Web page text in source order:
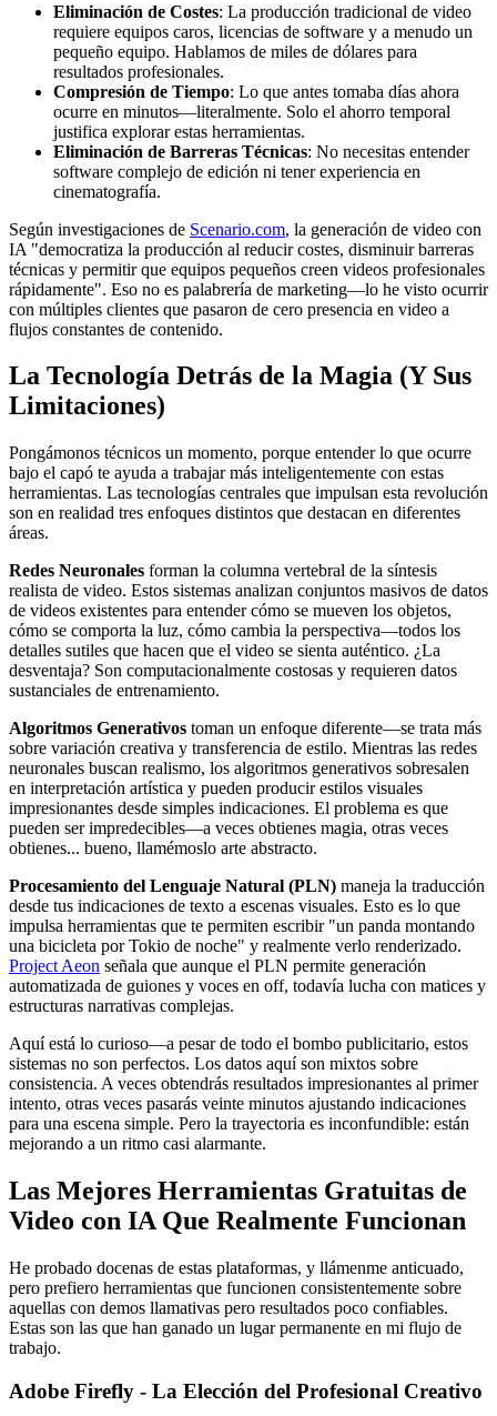
Eliminación de Costes: La producción tradicional de video
requiere equipos caros, licencias de software y a menudo un
pequeño equipo. Hablamos de miles de dólares para
resultados profesionales.
Compresión de Tiempo: Lo que antes tomaba días ahora
ocurre en minutos—literalmente. Solo el ahorro temporal
justifica explorar estas herramientas.
Eliminación de Barreras Técnicas: No necesitas entender
software complejo de edición ni tener experiencia en
cinematografía.
Según investigaciones de Scenario.com, la generación de video con
IA "democratiza la producción al reducir costes, disminuir barreras
técnicas y permitir que equipos pequeños creen videos profesionales
rápidamente". Eso no es palabrería de marketing—lo he visto ocurrir
con múltiples clientes que pasaron de cero presencia en video a
flujos constantes de contenido.
La Tecnología Detrás de la Magia (Y Sus
Limitaciones)
Pongámonos técnicos un momento, porque entender lo que ocurre
bajo el capó te ayuda a trabajar más inteligentemente con estas
herramientas. Las tecnologías centrales que impulsan esta revolución
son en realidad tres enfoques distintos que destacan en diferentes
áreas.
Redes Neuronales forman la columna vertebral de la síntesis
realista de video. Estos sistemas analizan conjuntos masivos de datos
de videos existentes para entender cómo se mueven los objetos,
cómo se comporta la luz, cómo cambia la perspectiva—todos los
detalles sutiles que hacen que el video se sienta auténtico. ¿La
desventaja? Son computacionalmente costosas y requieren datos
sustanciales de entrenamiento.
Algoritmos Generativos toman un enfoque diferente—se trata más
sobre variación creativa y transferencia de estilo. Mientras las redes
neuronales buscan realismo, los algoritmos generativos sobresalen
en interpretación artística y pueden producir estilos visuales
impresionantes desde simples indicaciones. El problema es que
pueden ser impredecibles—a veces obtienes magia, otras veces
obtienes... bueno, llamémoslo arte abstracto.
Procesamiento del Lenguaje Natural (PLN) maneja la traducción
desde tus indicaciones de texto a escenas visuales. Esto es lo que
impulsa herramientas que te permiten escribir "un panda montando
una bicicleta por Tokio de noche" y realmente verlo renderizado.
Project Aeon señala que aunque el PLN permite generación
automatizada de guiones y voces en off, todavía lucha con matices y
estructuras narrativas complejas.
Aquí está lo curioso—a pesar de todo el bombo publicitario, estos
sistemas no son perfectos. Los datos aquí son mixtos sobre
consistencia. A veces obtendrás resultados impresionantes al primer
intento, otras veces pasarás veinte minutos ajustando indicaciones
para una escena simple. Pero la trayectoria es inconfundible: están
mejorando a un ritmo casi alarmante.
Las Mejores Herramientas Gratuitas de
Video con IA Que Realmente Funcionan
He probado docenas de estas plataformas, y llámenme anticuado,
pero prefiero herramientas que funcionen consistentemente sobre
aquellas con demos llamativas pero resultados poco confiables.
Estas son las que han ganado un lugar permanente en mi flujo de
trabajo.
Adobe Firefly - La Elección del Profesional Creativo